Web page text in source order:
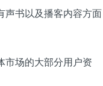
声书以及播客内容方面
市场的大部分用户资